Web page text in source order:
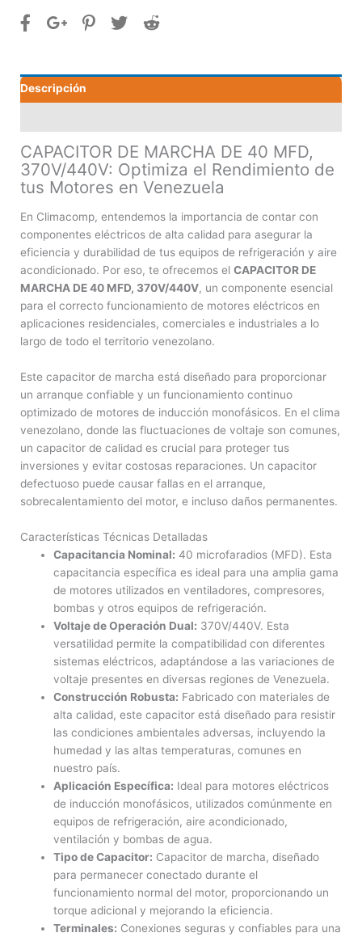
40
cantidad
Descripción
CAPACITOR DE MARCHA DE 40 MFD,
370V/440V: Optimiza el Rendimiento de
tus Motores en Venezuela
En Climacomp, entendemos la importancia de contar con
componentes eléctricos de alta calidad para asegurar la
eficiencia y durabilidad de tus equipos de refrigeración y aire
acondicionado. Por eso, te ofrecemos el CAPACITOR DE
MARCHA DE 40 MFD, 370V/440V, un componente esencial
para el correcto funcionamiento de motores eléctricos en
aplicaciones residenciales, comerciales e industriales a lo
largo de todo el territorio venezolano.
Este capacitor de marcha está diseñado para proporcionar
un arranque confiable y un funcionamiento continuo
optimizado de motores de inducción monofásicos. En el clima
venezolano, donde las fluctuaciones de voltaje son comunes,
un capacitor de calidad es crucial para proteger tus
inversiones y evitar costosas reparaciones. Un capacitor
defectuoso puede causar fallas en el arranque,
sobrecalentamiento del motor, e incluso daños permanentes.
Características Técnicas Detalladas
Capacitancia Nominal: 40 microfaradios (MFD). Esta
capacitancia específica es ideal para una amplia gama
de motores utilizados en ventiladores, compresores,
bombas y otros equipos de refrigeración.
Voltaje de Operación Dual: 370V/440V. Esta
versatilidad permite la compatibilidad con diferentes
sistemas eléctricos, adaptándose a las variaciones de
voltaje presentes en diversas regiones de Venezuela.
Construcción Robusta: Fabricado con materiales de
alta calidad, este capacitor está diseñado para resistir
las condiciones ambientales adversas, incluyendo la
humedad y las altas temperaturas, comunes en
nuestro país.
Aplicación Específica: Ideal para motores eléctricos
de inducción monofásicos, utilizados comúnmente en
equipos de refrigeración, aire acondicionado,
ventilación y bombas de agua.
Tipo de Capacitor: Capacitor de marcha, diseñado
para permanecer conectado durante el
funcionamiento normal del motor, proporcionando un
torque adicional y mejorando la eficiencia.
Terminales: Conexiones seguras y confiables para una